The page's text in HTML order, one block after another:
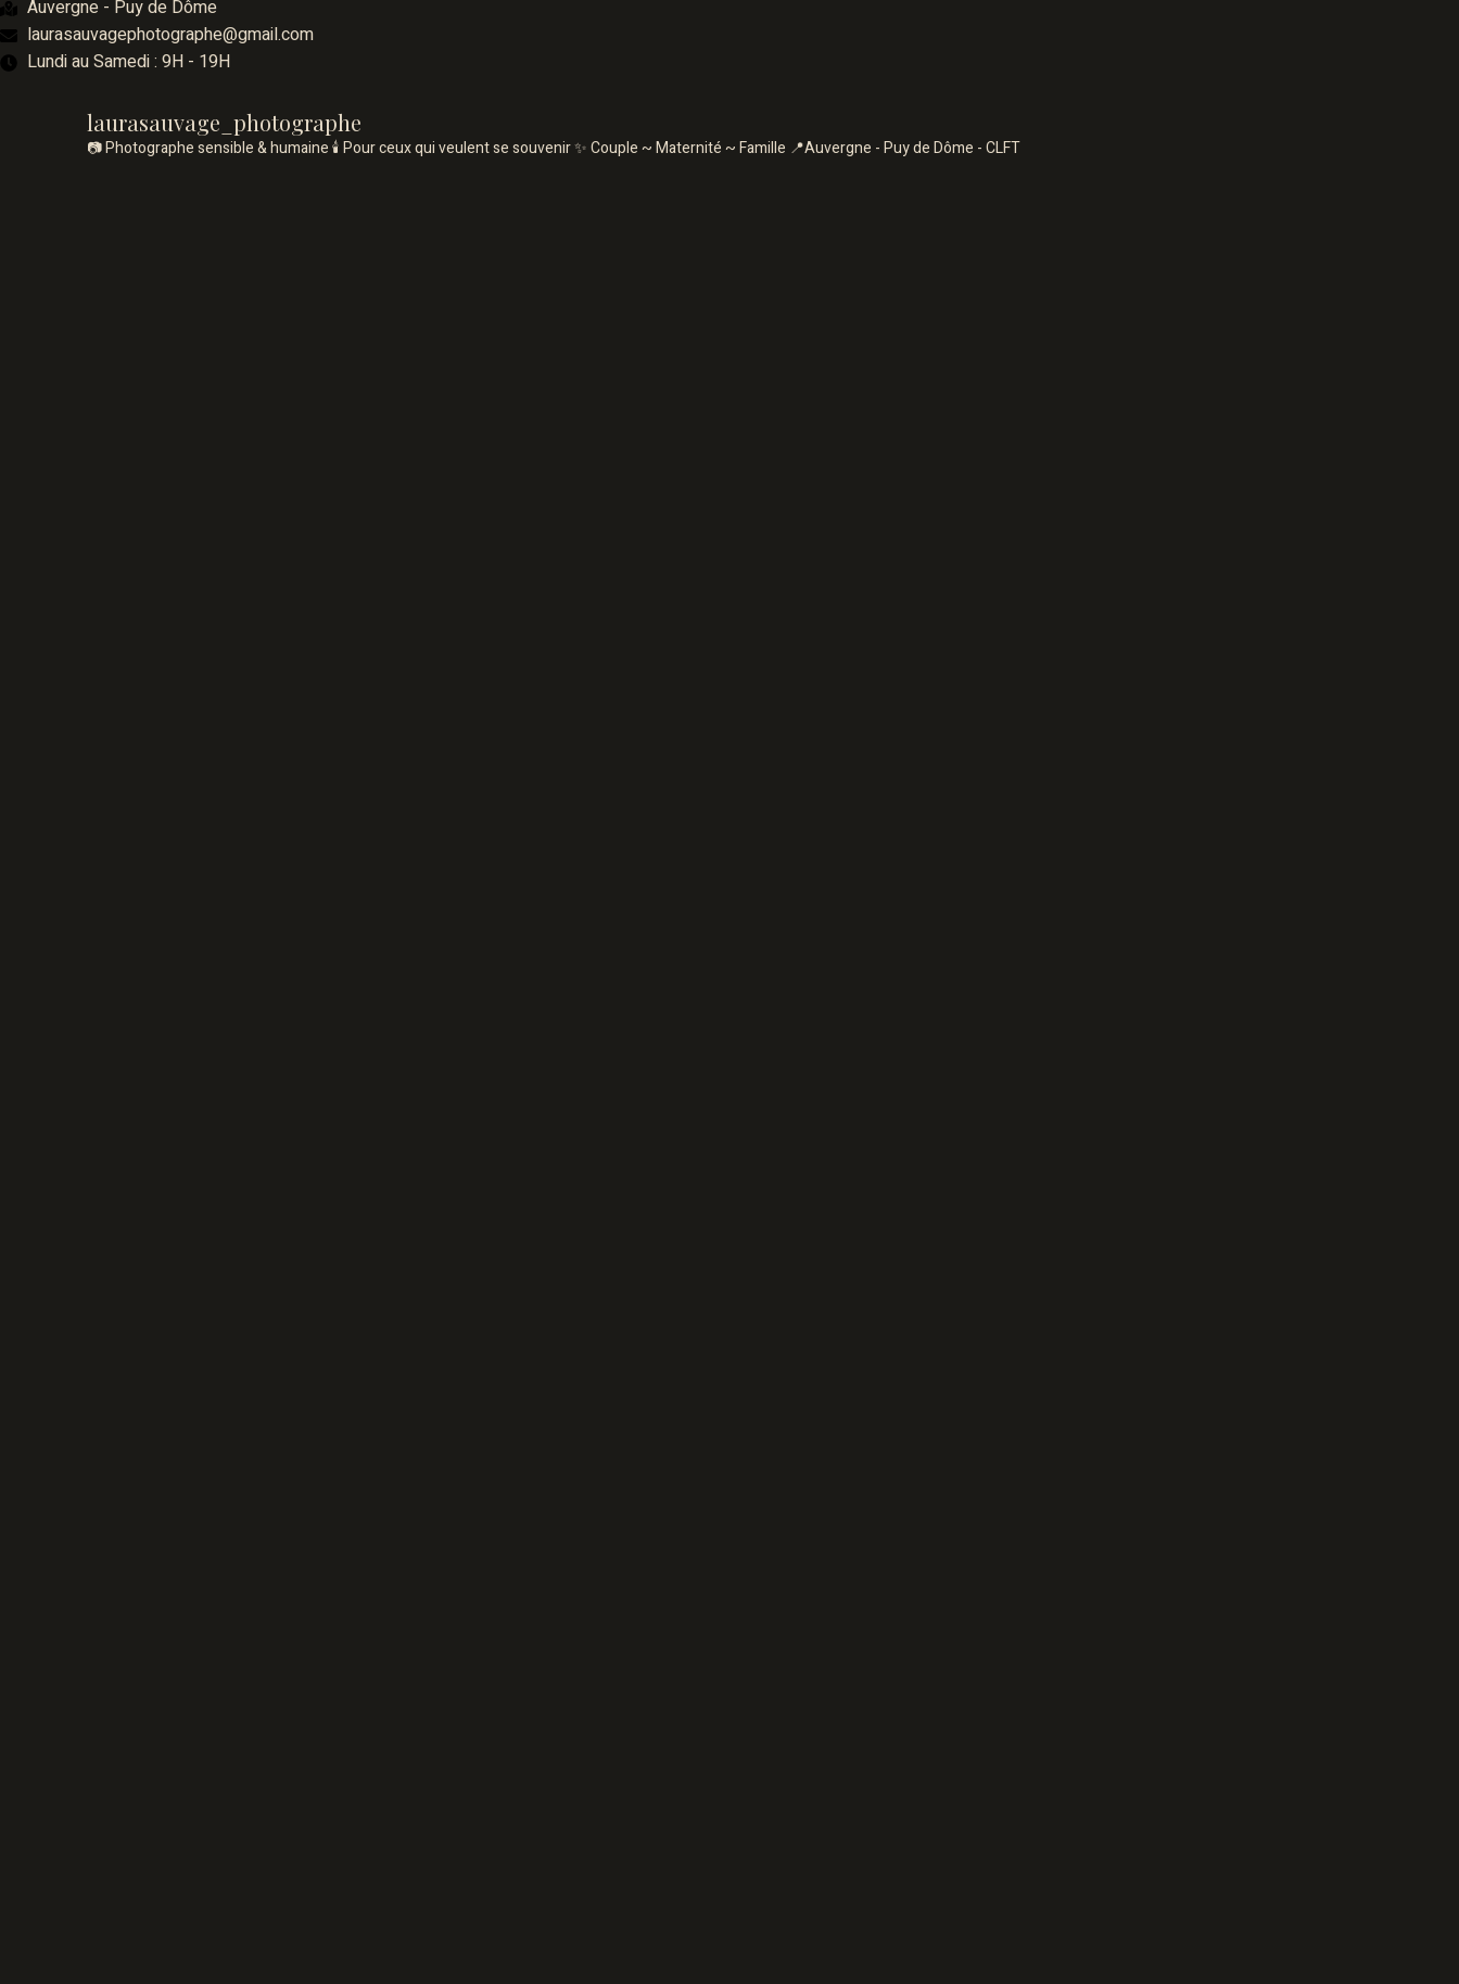
Auvergne - Puy de Dôme
laurasauvagephotographe@gmail.com
Lundi au Samedi : 9H - 19H
laurasauvage_photographe
📷 Photographe sensible & humaine🕯️ Pour ceux qui veulent se souvenir✨ Couple ~ Maternité ~ Famille 📍Auvergne - Puy de Dôme - CLFT